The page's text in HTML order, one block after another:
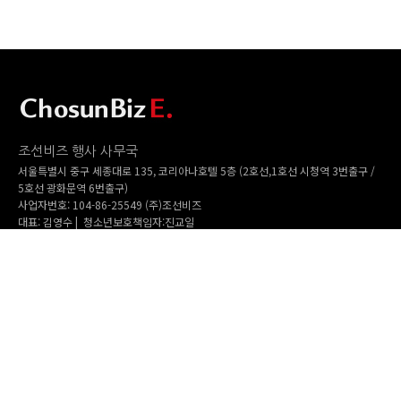
조선비즈 행사 사무국
서울특별시 중구 세종대로 135, 코리아나호텔 5층 (2호선,1호선 시청역 3번출구 /
5호선 광화문역 6번출구)
사업자번호: 104-86-25549 (주)조선비즈
대표: 김영수 | 청소년보호책임자:진교일